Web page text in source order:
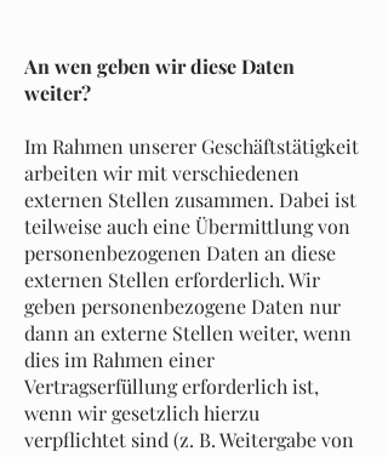
An wen geben wir diese Daten
weiter?
Im Rahmen unserer Geschäftstätigkeit
arbeiten wir mit verschiedenen
externen Stellen zusammen. Dabei ist
teilweise auch eine Übermittlung von
personenbezogenen Daten an diese
externen Stellen erforderlich. Wir
geben personenbezogene Daten nur
dann an externe Stellen weiter, wenn
dies im Rahmen einer
Vertragserfüllung erforderlich ist,
wenn wir gesetzlich hierzu
verpflichtet sind (z. B. Weitergabe von